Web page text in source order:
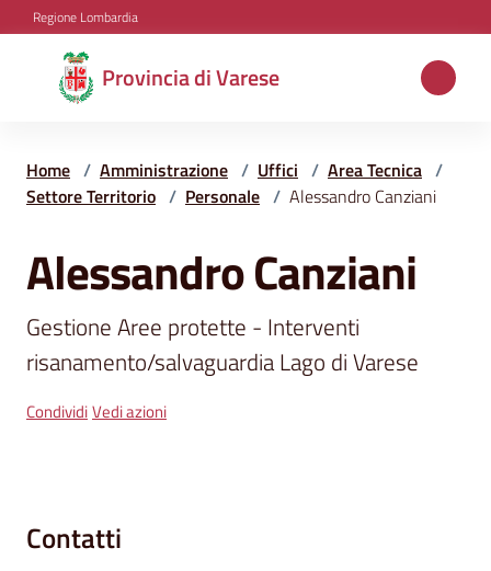
Vai al contenuto
Vai alla navigazione
Vai al footer
Regione Lombardia
Provincia di Varese
Provincia
di
tematiche
Amministrazione
News
Home / Amministrazione / Uffici / Area Tecnica /
Settore Territorio / Personale / Alessandro Canziani
Salta al contenuto
Alessandro Canziani
Gestione Aree protette - Interventi
risanamento/salvaguardia Lago di Varese
CondividiVedi azioni
Contatti